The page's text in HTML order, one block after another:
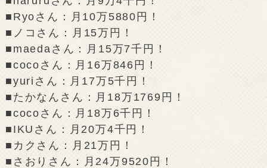
■Ryoさん：月10万5880円！
■ノコさん：月15万円！
■maedaさん：月15万7千円！
■cocoさん：月16万846円！
■yuriさん：月17万5千円！
■たかなんさん：月18万1769円！
■cocoさん：月18万6千円！
■IKUさん：月20万4千円！
■カクさん：月21万円！
■さおりさん：月24万9520円！